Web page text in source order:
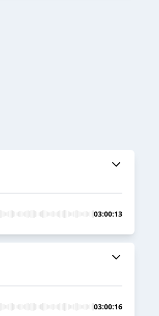
03:00:13
03:00:16